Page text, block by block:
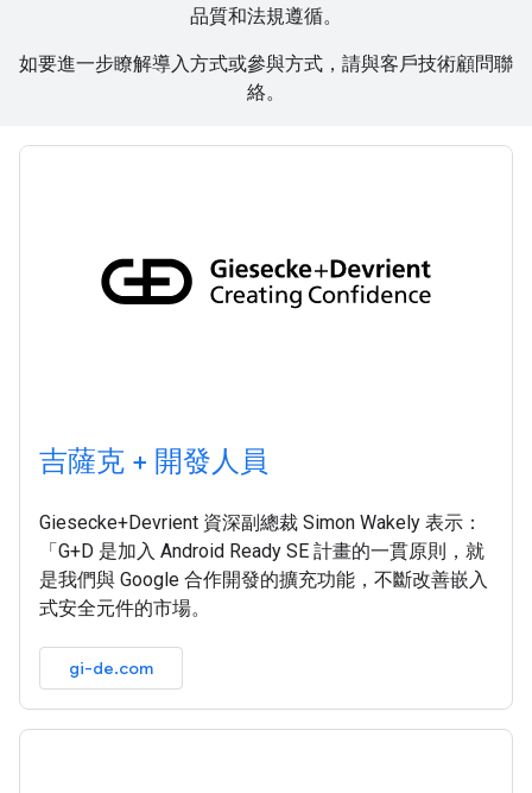
品質和法規遵循。
如要進一步瞭解導入方式或參與方式，請與客戶技術顧問聯
絡。
吉薩克 + 開發人員
Giesecke+Devrient 資深副總裁 Simon Wakely 表示：
「G+D 是加入 Android Ready SE 計畫的一貫原則，就
是我們與 Google 合作開發的擴充功能，不斷改善嵌入
式安全元件的市場。
gi-de.com